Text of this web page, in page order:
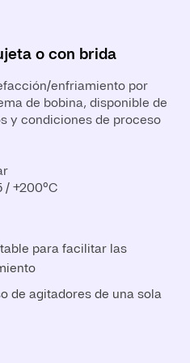
o con brida
enfriamiento por
de bobina, disponible de
y condiciones de proceso
/ +200°C
para facilitar las
de agitadores de una sola
y soldados,
sistema de chaqueta o
de 630L a 40,000L (otros
disponibles bajo
permite una mayor
(evitando apilamientos
o con brida
enfriamiento por
de bobina, disponible de
y condiciones de
/ +200°C
para un fácil
agitadores de una sola
principal para facilitar la